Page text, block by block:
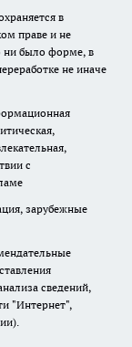
в
праве и не
ни было форме, в
не иначе
с
зарубежные
сведений,
"Интернет",